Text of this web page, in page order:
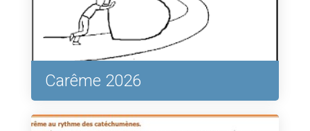
Carême 2026